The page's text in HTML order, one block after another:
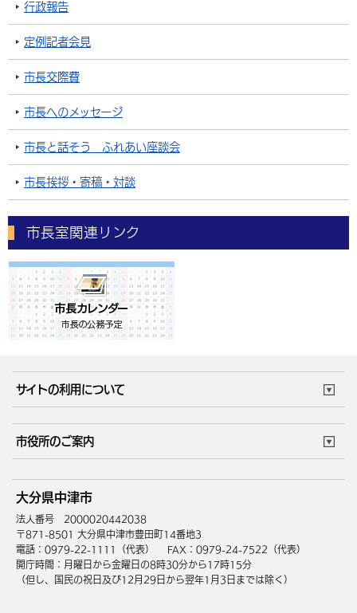
行政報告
定例記者会見
市長交際費
市長へのメッセージ
市長と話そう ふれあい座談会
市長挨拶・寄稿・対談
市長室関連リンク
サイトの利用について
サイトマップ
市役所のご案内
庁舎地図 組織案内
中津市へのアクセス
大分県中津市
法人番号 2000020442038
〒871-8501 大分県中津市豊田町14番地3
電話：0979-22-1111（代表）
FAX：0979-24-7522（代表）
開庁時間：月曜日から金曜日の8時30分から17時15分
（但し、国民の祝日及び12月29日から翌年1月3日までは除く）